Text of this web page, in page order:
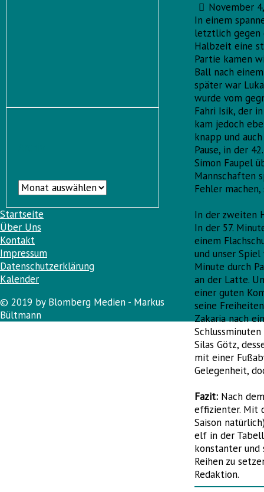
November
In einem
letztlich gegen
Halbzeit eine
Partie kamen
Ball nach
später war
wurde vom
Fahri Isik, der
kam jedoch
knapp und
Pause, in der
Simon Faupel
Mannschaften
Fehler
In der zweiten
In der 57.
einem
und unser
Minute durch
an der Latte.
einer guten
seine
Zakaria nach
Silas Götz,
mit einer
Gelegenheit,
Fazit: Nach
effizienter. Mit
Saison
elf in der
konstanter und
Reihen zu
Redaktion.
Archiv
Startseite
Über Uns
Kontakt
Impressum
Datenschutzerklärung
Kalender
© 2019 by Blomberg Medien - Markus
Bültmann